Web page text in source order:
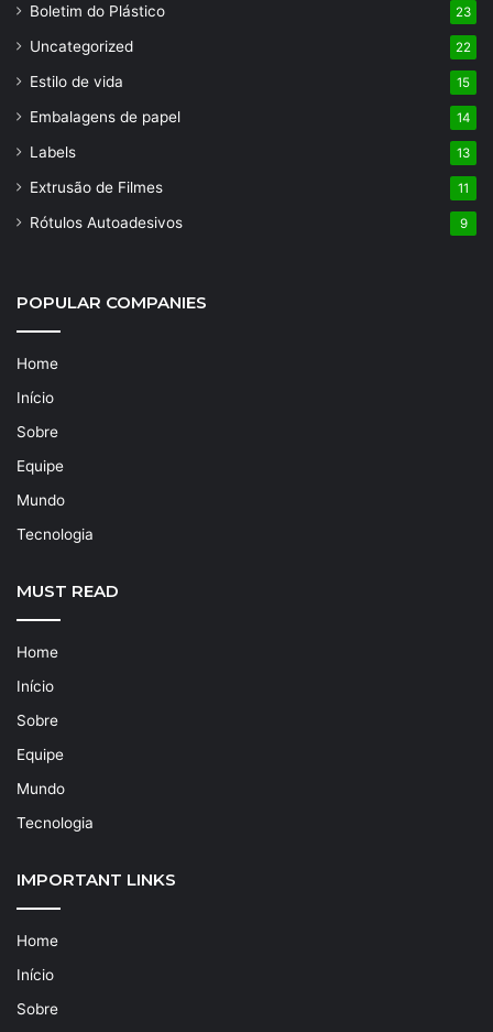
Boletim do Plástico 23
Uncategorized 22
Estilo de vida 15
Embalagens de papel 14
Labels 13
Extrusão de Filmes 11
Rótulos Autoadesivos 9
POPULAR COMPANIES
Home
Início
Sobre
Equipe
Mundo
Tecnologia
MUST READ
Home
Início
Sobre
Equipe
Mundo
Tecnologia
IMPORTANT LINKS
Home
Início
Sobre